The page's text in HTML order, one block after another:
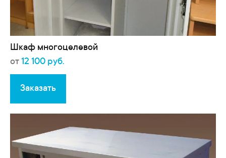
Шкаф многоцелевой
от 12 100 руб.
Заказать